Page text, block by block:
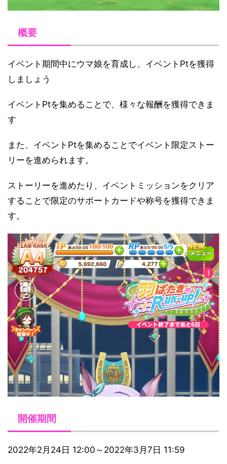
概要
イベント期間中にウマ娘を育成し、イベントPtを獲得
しましょう
イベントPtを集めることで、様々な報酬を獲得できま
す
また、イベントPtを集めることでイベント限定ストー
リーを進められます。
ストーリーを進めたり、イベントミッションをクリア
することで限定のサポートカードや称号を獲得できま
す。
開催期間
2022年2月24日 12:00～2022年3月7日 11:59